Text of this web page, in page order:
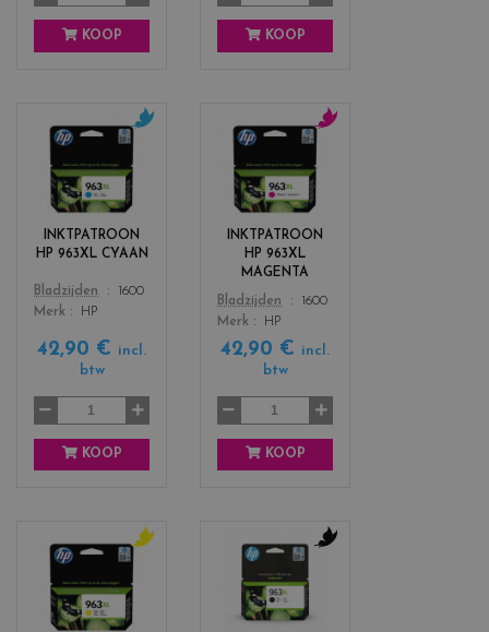
KOOP KOOP
INKTPATROON
HP 963XL CYAAN
Color
c
o
l
o
r
s
c
n
Bladzijden
1600
Merk
HP
42,90 €
incl.
btw
KOOP
INKTPATROON
HP 963XL
MAGENTA
Color
c
o
l
o
r
a
e
a
Bladzijden
1600
Merk
HP
42,90 €
incl.
btw
KOOP
c
o
l
o